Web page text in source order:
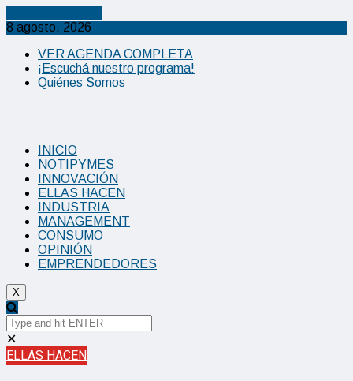
8 agosto, 2026
VER AGENDA COMPLETA
¡Escuchá nuestro programa!
Quiénes Somos
INICIO
NOTIPYMES
INNOVACIÓN
ELLAS HACEN
INDUSTRIA
MANAGEMENT
CONSUMO
OPINIÓN
EMPRENDEDORES
X
✕
ELLAS HACEN